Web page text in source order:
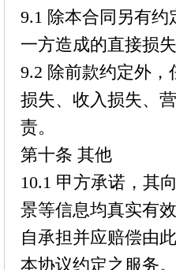
9.1 除本合同另有
一方造成的直接损失
9.2 除前款约定外
损失、收入损失、
责。
第十条 其他
10.1 甲方承诺，其
景等信息均真实有
自承担并应赔偿由
本协议约定之服务。